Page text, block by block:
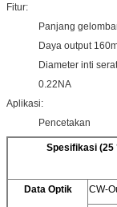
Fitur:
Panjang
Daya output
Diameter inti
0.22NA
Aplikasi:
Pencetakan
Spesifikasi
Data Optik
CW-